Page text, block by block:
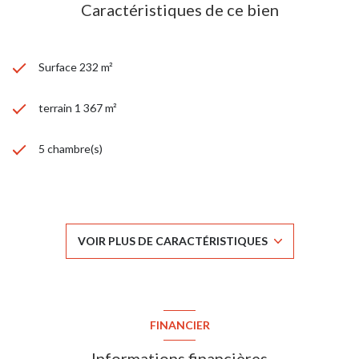
Caractéristiques de ce bien
Surface 232 m²
terrain 1 367 m²
5 chambre(s)
Chauffage individuel : au sol (electrique)
2 parking(s)
VOIR PLUS DE CARACTÉRISTIQUES
FINANCIER